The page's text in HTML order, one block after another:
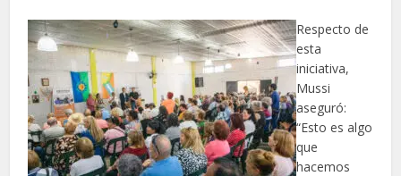
Respecto de
esta
iniciativa,
Mussi
aseguró:
“Esto es algo
que
hacemos